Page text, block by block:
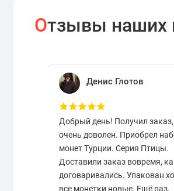
Отзывы наших
Денис Глотов
Добрый день! Получил
очень доволен. Приобрел
монет Турции. Серия Птицы.
Доставили заказ вовремя,
договаривались. Упакован
все монетки новые. Ещё раз,